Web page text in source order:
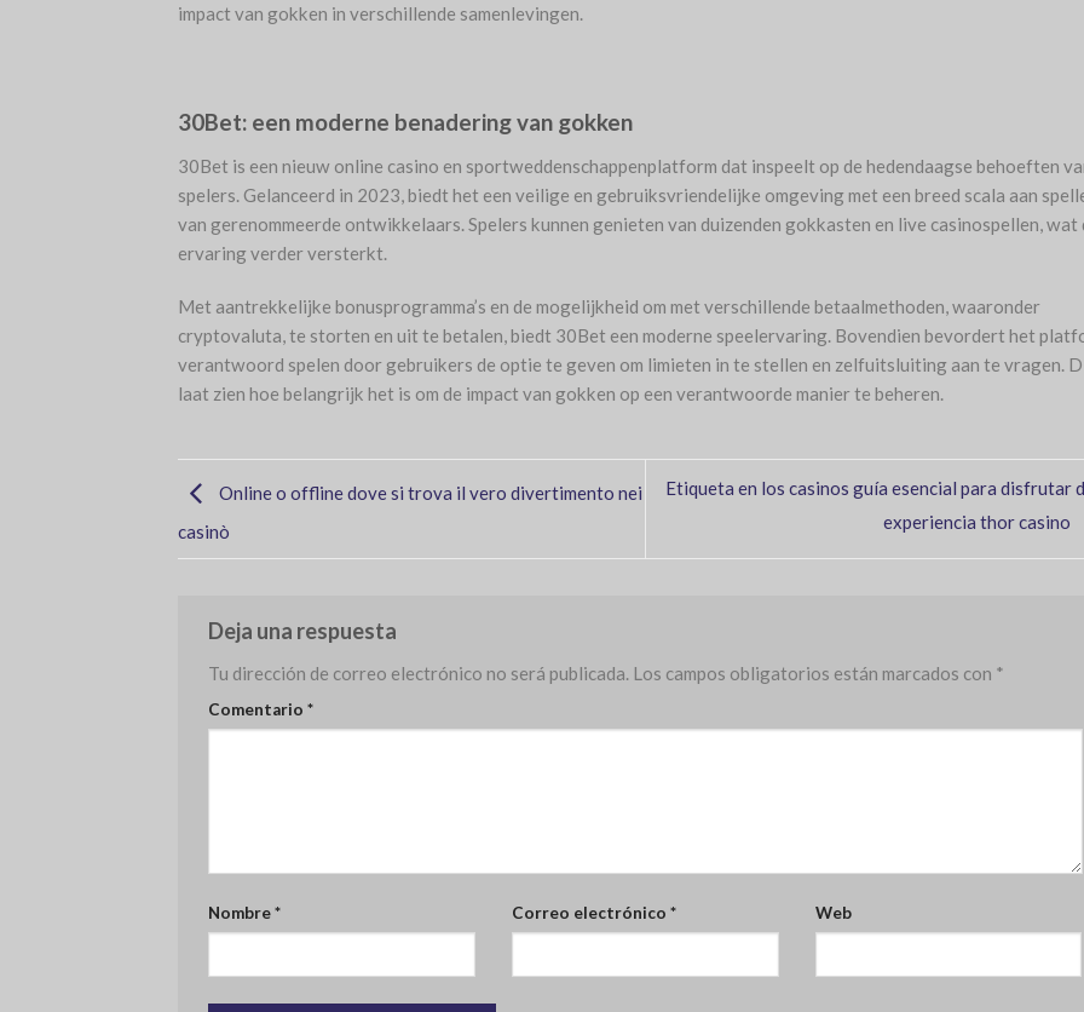
impact van gokken in verschillende samenlevingen.
30Bet: een moderne benadering van gokken
30Bet is een nieuw online casino en sportweddenschappenplatform dat inspeelt op de hedendaagse behoeften
spelers. Gelanceerd in 2023, biedt het een veilige en gebruiksvriendelijke omgeving met een breed scala aan
van gerenommeerde ontwikkelaars. Spelers kunnen genieten van duizenden gokkasten en live casinospellen, wat
ervaring verder versterkt.
Met aantrekkelijke bonusprogramma’s en de mogelijkheid om met verschillende betaalmethoden, waaronder
cryptovaluta, te storten en uit te betalen, biedt 30Bet een moderne speelervaring. Bovendien bevordert het
verantwoord spelen door gebruikers de optie te geven om limieten in te stellen en zelfuitsluiting aan te vragen.
laat zien hoe belangrijk het is om de impact van gokken op een verantwoorde manier te beheren.
Online o offline dove si trova il vero divertimento nei
casinò
Etiqueta en los casinos guía esencial para disfrutar
experiencia thor casino
Deja una respuesta
Tu dirección de correo electrónico no será publicada. Los campos obligatorios están marcados con *
Comentario *
Nombre* Correo electrónico * Web